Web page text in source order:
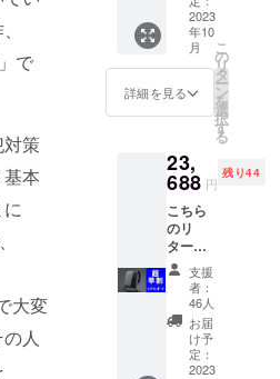
で
対策
本
大変
人
円のと
ころを
120名様
限定で
17％オ
フにて
ご用意
ます。
リター
ン価格
には消
費税と
送料を
含みま
す。
2023
年10
月
詳細を見る
こ
の
リ
タ
ー
ン
を
選
択
す
る
23,
688 円
残り44
こちら
のリ
ターン
では、
「Snap
Pack」
1点 税
込価格
32450
円のと
支援
者：
46人
お届
け予
定：
2023